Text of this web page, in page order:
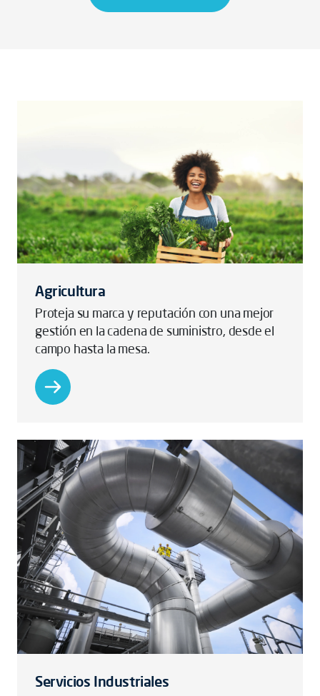
Agricultura
Proteja su marca y reputación con una mejor
gestión en la cadena de suministro, desde el
campo hasta la mesa.
Servicios Industriales